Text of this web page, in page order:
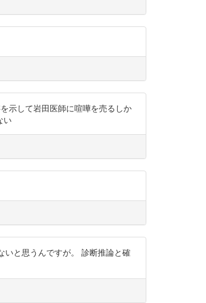
示して岩田医師に喧嘩を売るしか
い
いと思うんですが。 診断推論と確